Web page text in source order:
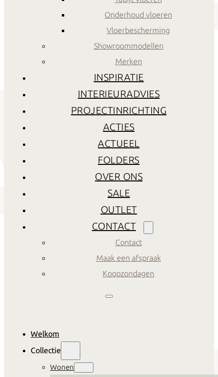
Onderhoud vloeren
Vloerbescherming
Showroommodellen
Merken
INSPIRATIE
INTERIEURADVIES
PROJECTINRICHTING
ACTIES
ACTUEEL
FOLDERS
OVER ONS
SALE
OUTLET
CONTACT
Contact
Maak een afspraak
Koopzondagen
Welkom
Collectie
Wonen